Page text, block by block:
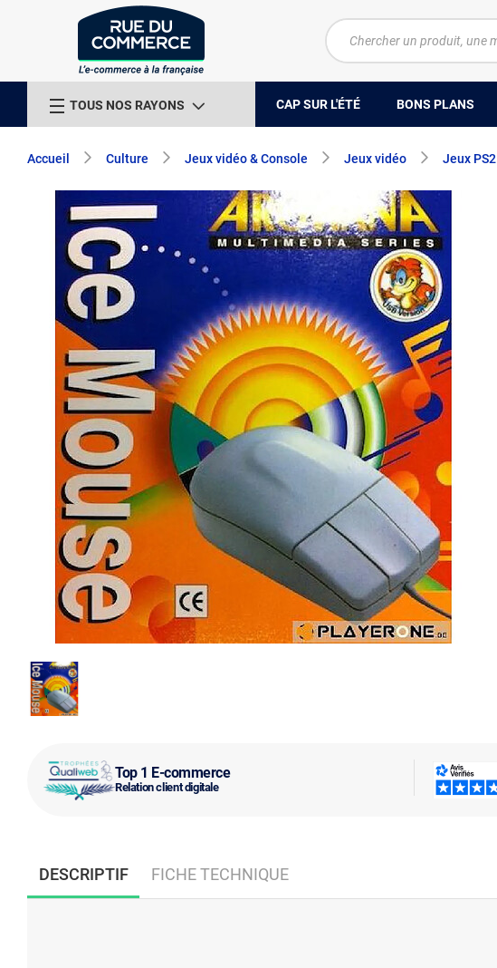
TOUS NOS RAYONS CAP SUR L'ÉTÉ BONS PLANS
Accueil Culture Jeux vidéo & Console Jeux vidéo Jeux PS2
Top 1 E-commerce
Relation client digitale
DESCRIPTIF FICHE TECHNIQUE